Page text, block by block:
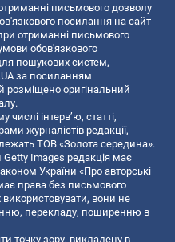
письмового дозволу
посилання на сайт
отриманні письмового
обов'язкового
пошукових систем,
за посиланням
розміщено оригінальний
числі інтерв’ю, статті,
журналістів редакції,
ТОВ «Золота середина».
Getty Images редакція має
України «Про авторські
права без письмового
вони не
перекладу, поширенню в
точку зору, викладену в